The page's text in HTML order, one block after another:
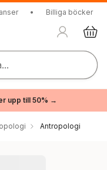
• Billiga böcker
upp till 50% →
Antropologi